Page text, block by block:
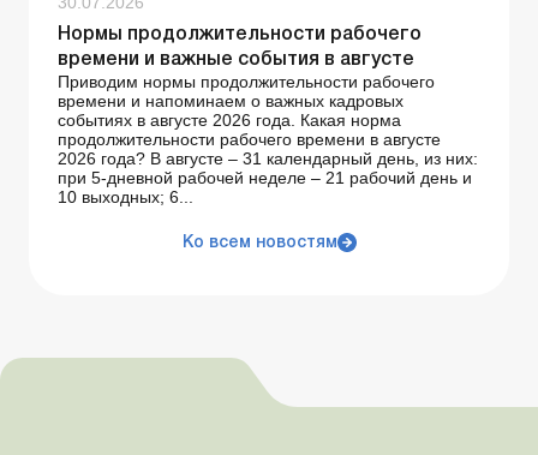
Нормы продолжительности рабочего
времени и важные события в августе
Приводим нормы продолжительности рабочего
времени и напоминаем о важных кадровых
событиях в августе 2026 года. Какая норма
продолжительности рабочего времени в августе
2026 года? В августе – 31 календарный день, из них:
при 5-дневной рабочей неделе – 21 рабочий день и
10 выходных; 6...
Ко всем новостям